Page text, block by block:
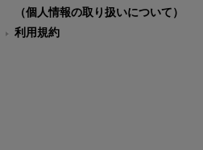
（個人情報の取り扱いについて）
利用規約